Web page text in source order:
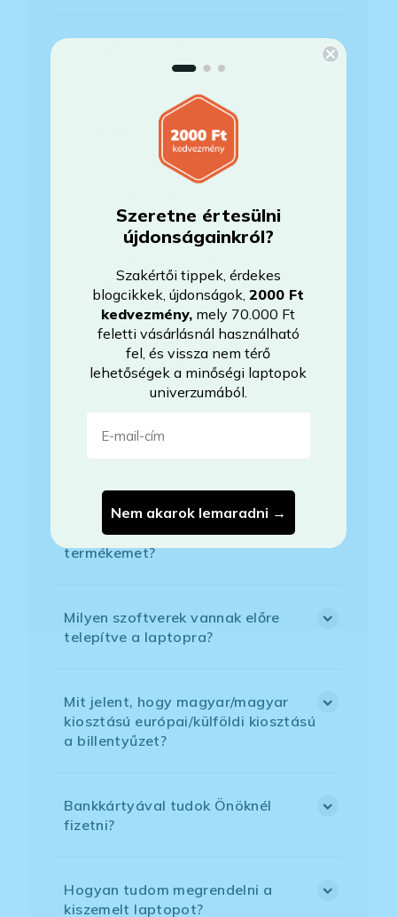
Az Önök által értékesített gépek
számíthatok?
Mikor lesz készleten a laptop, ha
jelenleg nem elérhető?
Mikor vehetem át a rendelésem, ha
Mikor kapom meg a házhoz
szállítással megrendelt
termékemet?
Milyen szoftverek vannak előre
telepítve a laptopra?
Mit jelent, hogy magyar/magyar
kiosztású európai/külföldi kiosztású
a billentyűzet?
Bankkártyával tudok Önöknél
fizetni?
Hogyan tudom megrendelni a
kiszemelt laptopot?
Szeretne értesülni
újdonságainkról?
Szakértői tippek, érdekes
blogcikkek, újdonságok,2000 Ft
kedvezmény, mely 70.000 Ft
feletti vásárlásnál használható
fel, és vissza nem térő
lehetőségek a minőségi laptopok
univerzumából.
Nem akarok lemaradni →